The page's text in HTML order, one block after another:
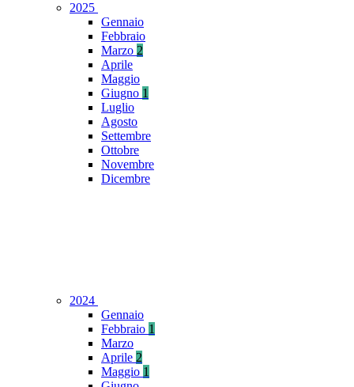
2025
Gennaio
Febbraio
Marzo 2
Aprile
Maggio
Giugno 1
Luglio
Agosto
Settembre
Ottobre
Novembre
Dicembre
2024
Gennaio
Febbraio 1
Marzo
Aprile 2
Maggio 1